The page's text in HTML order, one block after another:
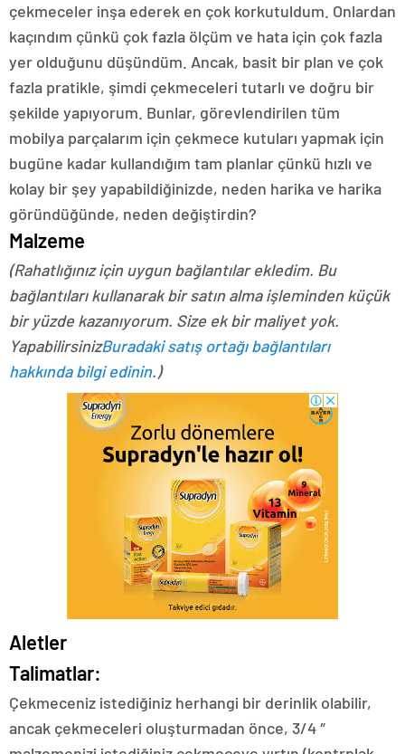
çekmeceler inşa ederek en çok korkutuldum. Onlardan
kaçındım çünkü çok fazla ölçüm ve hata için çok fazla
yer olduğunu düşündüm. Ancak, basit bir plan ve çok
fazla pratikle, şimdi çekmeceleri tutarlı ve doğru bir
şekilde yapıyorum. Bunlar, görevlendirilen tüm
mobilya parçalarım için çekmece kutuları yapmak için
bugüne kadar kullandığım tam planlar çünkü hızlı ve
kolay bir şey yapabildiğinizde, neden harika ve harika
göründüğünde, neden değiştirdin?
Malzeme
(Rahatlığınız için uygun bağlantılar ekledim. Bu
bağlantıları kullanarak bir satın alma işleminden küçük
bir yüzde kazanıyorum. Size ek bir maliyet yok.
YapabilirsinizBuradaki satış ortağı bağlantıları
hakkında bilgi edinin.)
Aletler
Talimatlar:
Çekmeceniz istediğiniz herhangi bir derinlik olabilir,
ancak çekmeceleri oluşturmadan önce, 3/4 ″